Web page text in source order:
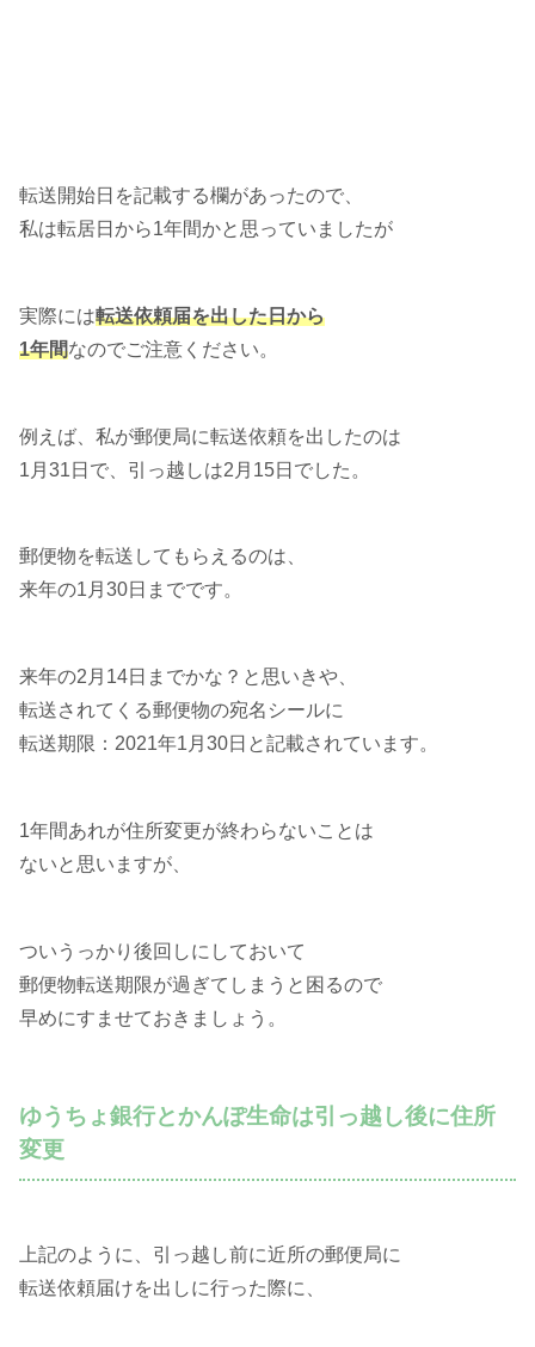
転送開始日を記載する欄があったので、
私は転居日から1年間かと思っていましたが
実際には転送依頼届を出した日から
1年間なのでご注意ください。
例えば、私が郵便局に転送依頼を出したのは
1月31日で、引っ越しは2月15日でした。
郵便物を転送してもらえるのは、
来年の1月30日までです。
来年の2月14日までかな？と思いきや、
転送されてくる郵便物の宛名シールに
転送期限：2021年1月30日と記載されています。
1年間あれが住所変更が終わらないことは
ないと思いますが、
ついうっかり後回しにしておいて
郵便物転送期限が過ぎてしまうと困るので
早めにすませておきましょう。
ゆうちょ銀行とかんぽ生命は引っ越し後に住所
変更
上記のように、引っ越し前に近所の郵便局に
転送依頼届けを出しに行った際に、